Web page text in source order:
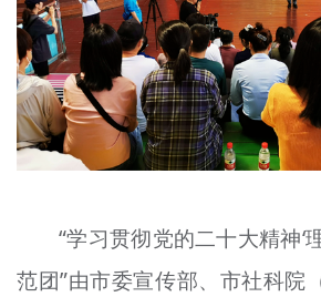
“学习贯彻党的二十大精神‘
范团”由市委宣传部、市社科院